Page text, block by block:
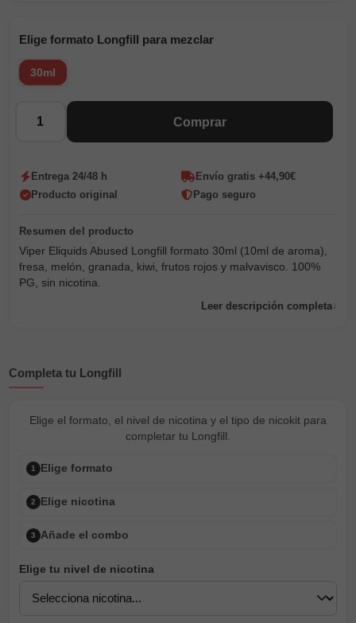
Elige formato Longfill para mezclar
30ml
Comprar
Entrega 24/48 h
Envío gratis +44,90€
Producto original
Pago seguro
Viper Eliquids Abused Longfill formato 30ml (10ml de aroma),
fresa, melón, granada, kiwi, frutos rojos y malvavisco. 100%
PG, sin nicotina.
Leer descripción completa
Completa tu Longfill
Elige el formato, el nivel de nicotina y el tipo de nicokit para
completar tu Longfill.
1 Elige formato
2 Elige nicotina
3 Añade el combo
Elige tu nivel de nicotina